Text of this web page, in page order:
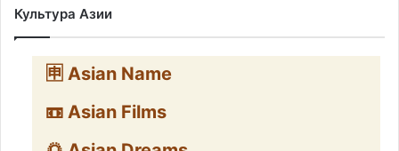
Культура Азии
🈸 Asian Name
📼 Asian Films